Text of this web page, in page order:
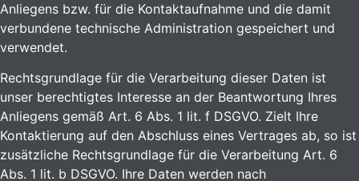
Anliegens bzw. für die Kontaktaufnahme und die damit
verbundene technische Administration gespeichert und
verwendet.
Rechtsgrundlage für die Verarbeitung dieser Daten ist
unser berechtigtes Interesse an der Beantwortung Ihres
Anliegens gemäß Art. 6 Abs. 1 lit. f DSGVO. Zielt Ihre
Kontaktierung auf den Abschluss eines Vertrages ab, so ist
zusätzliche Rechtsgrundlage für die Verarbeitung Art. 6
Abs. 1 lit. b DSGVO. Ihre Daten werden nach